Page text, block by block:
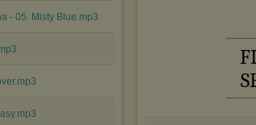
wyświetlona przypadkowo.
Istnieje możliwość zmiany
sposób uniemożliwiający
urządzeniu końcowym.
dokonując odpowiednich
- 05. Misty Blue.mp3